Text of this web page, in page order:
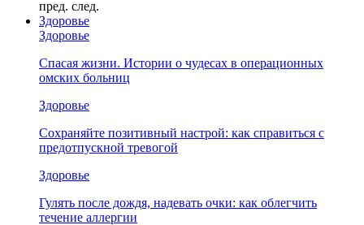
пред. след.
Здоровье
Здоровье
Спасая жизни. Истории о чудесах в операционных
омских больниц
Здоровье
Сохраняйте позитивный настрой: как справиться с
предотпускной тревогой
Здоровье
Гулять после дождя, надевать очки: как облегчить
течение аллергии